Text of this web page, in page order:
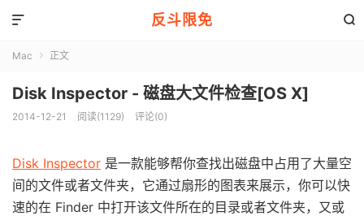
反斗限免 

Mac  正文
Disk Inspector - 磁盘大文件检查[OS X]
2014-12-21 阅读(1129) 评论(0)
Disk Inspector 是一款能够帮你查找出磁盘中占用了大量空
间的文件或者文件夹，它通过扇形的图表来展示，你可以快
速的在 Finder 中打开该文件所在的目录或者文件夹，又或